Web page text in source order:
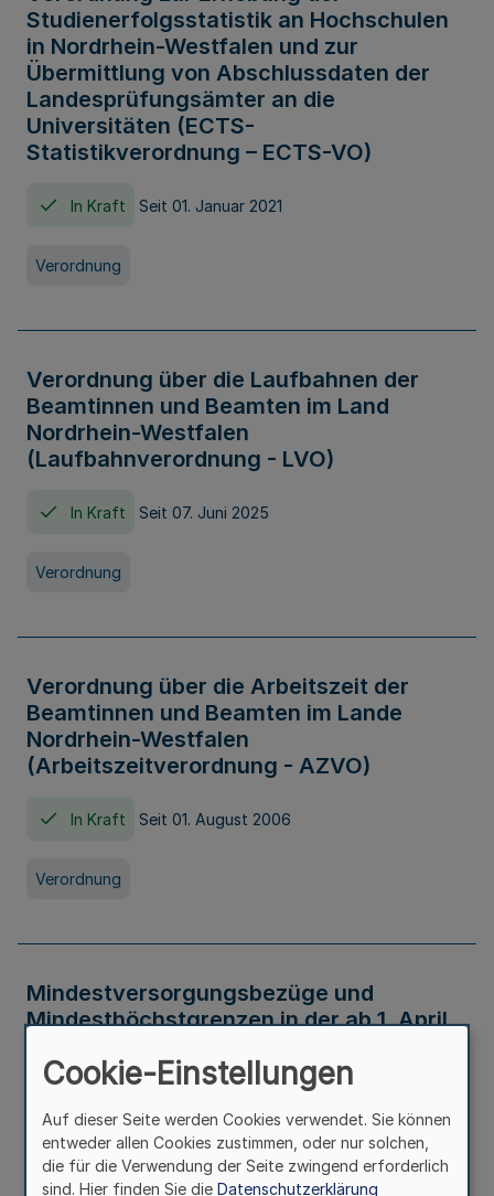
Studienerfolgsstatistik an Hochschulen
in Nordrhein-Westfalen und zur
Übermittlung von Abschlussdaten der
Landesprüfungsämter an die
Universitäten (ECTS-
Statistikverordnung – ECTS-VO)
In Kraft Seit 01. Januar 2021
Verordnung
Verordnung über die Laufbahnen der
Beamtinnen und Beamten im Land
Nordrhein-Westfalen
(Laufbahnverordnung - LVO)
In Kraft Seit 07. Juni 2025
Verordnung
Verordnung über die Arbeitszeit der
Beamtinnen und Beamten im Lande
Nordrhein-Westfalen
(Arbeitszeitverordnung - AZVO)
In Kraft Seit 01. August 2006
Verordnung
Mindestversorgungsbezüge und
Mindesthöchstgrenzen in der ab 1. April
Verwaltungsvorschrift
Cookie-Einstellungen
Auf dieser Seite werden Cookies verwendet. Sie können
entweder allen Cookies zustimmen, oder nur solchen,
die für die Verwendung der Seite zwingend erforderlich
sind. Hier finden Sie die Datenschutzerklärung